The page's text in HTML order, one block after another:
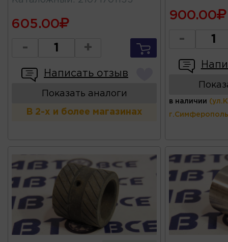
605.00
- +
Написать отзыв
Показать аналоги
В 2-х и более магазинах
900.00
-
в наличии